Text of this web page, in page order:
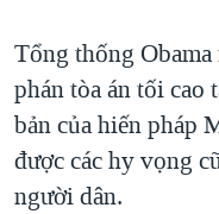
Tổng thống
phán tòa án tối cao
bản của hiến pháp
được các hy vọng
người dân.